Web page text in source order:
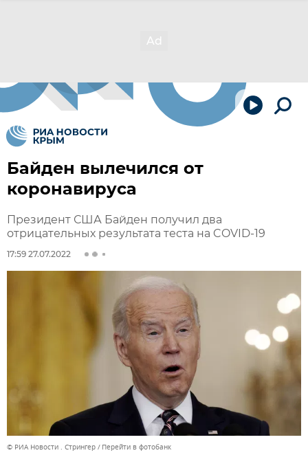
Байден вылечился от
коронавируса
Президент США Байден получил два
отрицательных результата теста на COVID-19
17:59 27.07.2022
© РИА Новости . Стрингер Перейти в фотобанк